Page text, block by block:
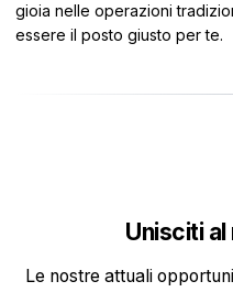
gioia nelle operazioni
essere il posto giusto per te.
Unisciti
Le nostre attuali